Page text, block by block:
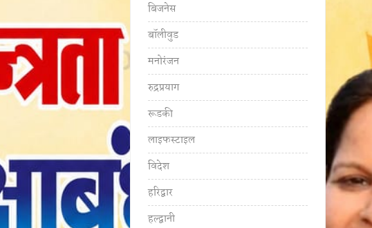
बिजनेस
बॉलीवुड
मनोरंजन
रुद्रप्रयाग
रूडकी
लाइफस्टाइल
विदेश
हरिद्वार
हल्द्वानी